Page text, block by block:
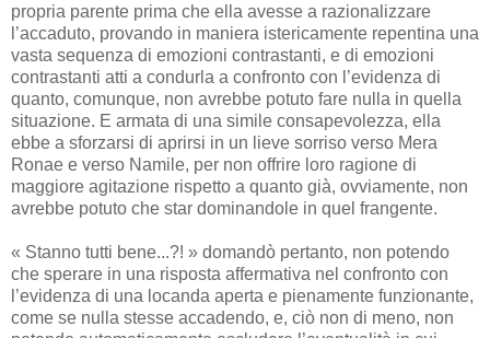
propria parente prima che ella avesse a razionalizzare
l’accaduto, provando in maniera istericamente repentina una
vasta sequenza di emozioni contrastanti, e di emozioni
contrastanti atti a condurla a confronto con l’evidenza di
quanto, comunque, non avrebbe potuto fare nulla in quella
situazione. E armata di una simile consapevolezza, ella
ebbe a sforzarsi di aprirsi in un lieve sorriso verso Mera
Ronae e verso Namile, per non offrire loro ragione di
maggiore agitazione rispetto a quanto già, ovviamente, non
avrebbe potuto che star dominandole in quel frangente.
« Stanno tutti bene...?! » domandò pertanto, non potendo
che sperare in una risposta affermativa nel confronto con
l’evidenza di una locanda aperta e pienamente funzionante,
come se nulla stesse accadendo, e, ciò non di meno, non